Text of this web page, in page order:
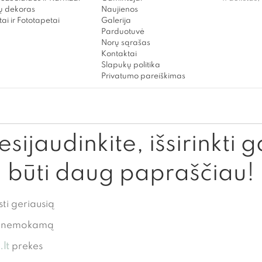
dekoras
ir Fototapetai
Naujienos
Galerija
Parduotuvė
Norų sąrašas
Kontaktai
Slapukų politika
Privatumo pareiškimas
išsirinkti
būti daug papraščiau!
geriausią
prekes